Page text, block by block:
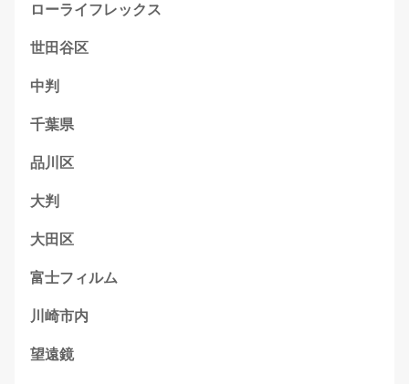
ローライフレックス
世田谷区
中判
千葉県
品川区
大判
大田区
富士フィルム
川崎市内
望遠鏡